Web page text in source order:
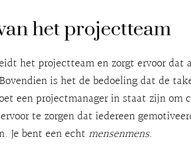
het projectteam
het projectteam en zorgt ervoor dat
is het de bedoeling dat de
een projectmanager in staat zijn om
te zorgen dat iedereen
Je bent een echt mensenmens.